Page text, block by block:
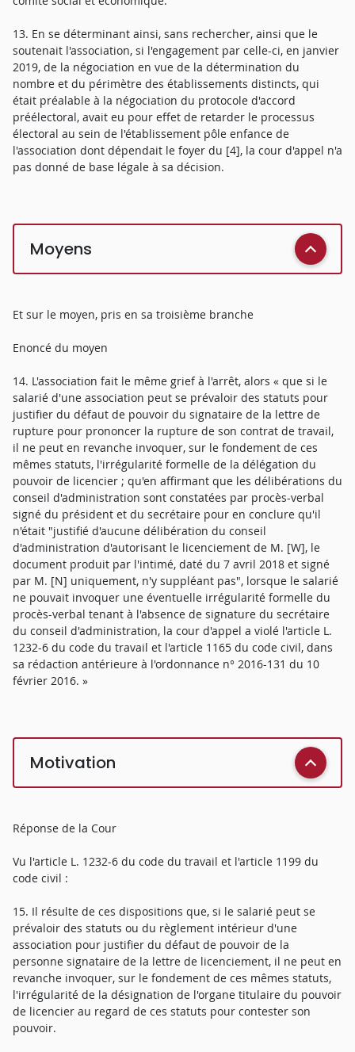
13. En se déterminant ainsi, sans rechercher, ainsi que le
soutenait l'association, si l'engagement par celle-ci, en janvier
2019, de la négociation en vue de la détermination du
nombre et du périmètre des établissements distincts, qui
était préalable à la négociation du protocole d'accord
préélectoral, avait eu pour effet de retarder le processus
électoral au sein de l'établissement pôle enfance de
l'association dont dépendait le foyer du [4], la cour d'appel n'a
pas donné de base légale à sa décision.
Moyens
Et sur le moyen, pris en sa troisième branche
Enoncé du moyen
14. L'association fait le même grief à l'arrêt, alors « que si le
salarié d'une association peut se prévaloir des statuts pour
justifier du défaut de pouvoir du signataire de la lettre de
rupture pour prononcer la rupture de son contrat de travail,
il ne peut en revanche invoquer, sur le fondement de ces
mêmes statuts, l'irrégularité formelle de la délégation du
pouvoir de licencier ; qu'en affirmant que les délibérations du
conseil d'administration sont constatées par procès-verbal
signé du président et du secrétaire pour en conclure qu'il
n'était "justifié d'aucune délibération du conseil
d'administration d'autorisant le licenciement de M. [W], le
document produit par l'intimé, daté du 7 avril 2018 et signé
par M. [N] uniquement, n'y suppléant pas", lorsque le salarié
ne pouvait invoquer une éventuelle irrégularité formelle du
procès-verbal tenant à l'absence de signature du secrétaire
du conseil d'administration, la cour d'appel a violé l'article L.
1232-6 du code du travail et l'article 1165 du code civil, dans
sa rédaction antérieure à l'ordonnance n° 2016-131 du 10
février 2016. »
Motivation
Réponse de la Cour
Vu l'article L. 1232-6 du code du travail et l'article 1199 du
code civil :
15. Il résulte de ces dispositions que, si le salarié peut se
prévaloir des statuts ou du règlement intérieur d'une
association pour justifier du défaut de pouvoir de la
personne signataire de la lettre de licenciement, il ne peut en
revanche invoquer, sur le fondement de ces mêmes statuts,
l'irrégularité de la désignation de l'organe titulaire du pouvoir
de licencier au regard de ces statuts pour contester son
pouvoir.